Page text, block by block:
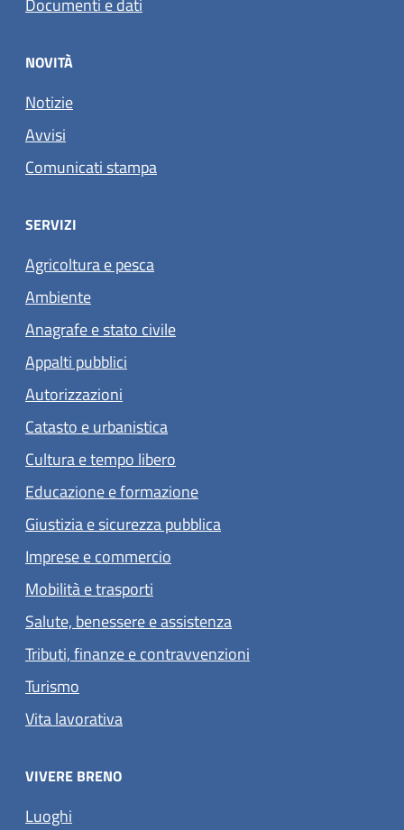
NOVITÀ
Notizie
Avvisi
Comunicati stampa
SERVIZI
Agricoltura e pesca
Ambiente
Anagrafe e stato civile
Appalti pubblici
Autorizzazioni
Catasto e urbanistica
Cultura e tempo libero
Educazione e formazione
Giustizia e sicurezza pubblica
Imprese e commercio
Mobilità e trasporti
Salute, benessere e assistenza
Tributi, finanze e contravvenzioni
Turismo
Vita lavorativa
VIVERE BRENO
Luoghi